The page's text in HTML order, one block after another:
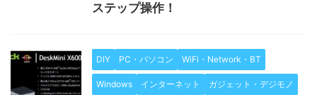
ステップ操作！
DIY PC・パソコン WiFi・Network・BT
Windows インターネット ガジェット・デジモノ